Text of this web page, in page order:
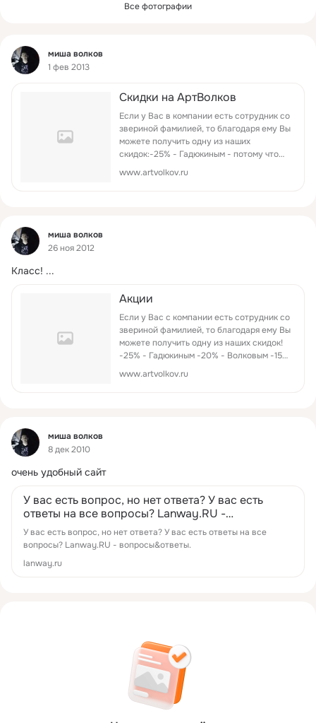
Все фотографии
Фид
миша волков
1 фев 2013
Скидки на АртВолков
Если у Вас в компании есть сотрудник со
звериной фамилией, то благодаря ему Вы
можете получить одну из наших
скидок:-25% - Гадюкиным - потому что
это ваш год; -20% - Волковым - потому
www.artvolkov.ru
Фид
миша волков
26 ноя 2012
Класс! ...
Акции
Если у Вас с компании есть сотрудник со
звериной фамилией, то благодаря ему Вы
можете получить одну из наших скидок!
-25% - Гадюкиным -20% - Волковым -15%
- Зайцевым -10% - остальным
www.artvolkov.ru
Фид
миша волков
8 дек 2010
очень удобный сайт
У вас есть вопрос, но нет ответа? У вас есть
ответы на все вопросы? Lanway.RU -
вопросы&ответы.
У вас есть вопрос, но нет ответа? У вас есть ответы на все
вопросы? Lanway.RU - вопросы&ответы.
lanway.ru